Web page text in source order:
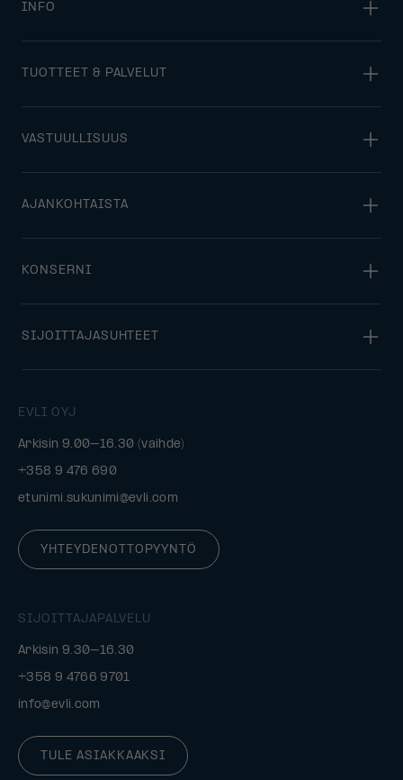
EVLI OYJ
Arkisin 9.00–16.30 (vaihde)
+358 9 476 690
etunimi.sukunimi@evli.com
YHTEYDENOTTOPYYNTÖ
SIJOITTAJAPALVELU
Arkisin 9.30–16.30
+358 9 4766 9701
info@evli.com
TULE ASIAKKAAKSI
INFO
TUOTTEET & PALVELUT
VASTUULLISUUS
AJANKOHTAISTA
KONSERNI
SIJOITTAJASUHTEET